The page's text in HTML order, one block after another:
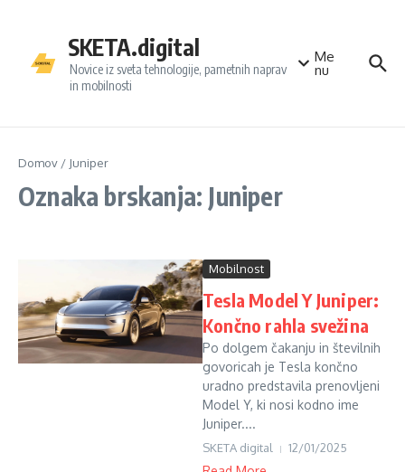
SKETA.digital
Novice iz sveta tehnologije, pametnih naprav
in mobilnosti
Me
nu
Domov / Juniper
Oznaka brskanja: Juniper
Mobilnost
Tesla Model Y Juniper:
Končno rahla svežina
Po dolgem čakanju in številnih
govoricah je Tesla končno
uradno predstavila prenovljeni
Model Y, ki nosi kodno ime
Juniper....
SKETA digital 12/01/2025